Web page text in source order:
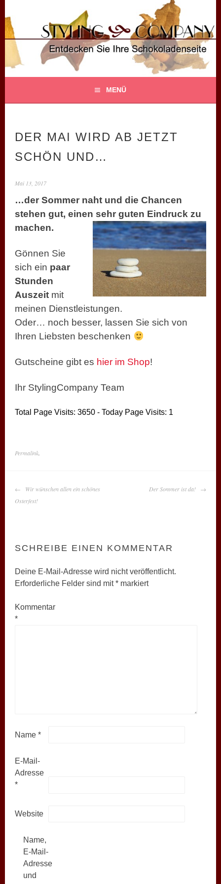
zum
InhaltSTYLING COMPANY
ENTDECKEN SIE IHRE SCHOKOLADENSEITE!
MENÜ
DER MAI WIRD AB JETZT
SCHÖN UND…
Mai 13, 2017
…der Sommer naht und die Chancen
stehen gut, einen sehr guten Eindruck zu
machen.
Gönnen Sie
sich ein paar
Stunden
Auszeit mit
meinen Dienstleistungen.
Oder… noch besser, lassen Sie sich von
Ihren Liebsten beschenken
Gutscheine gibt es hier im Shop!
Ihr StylingCompany Team
Total Page Visits: 3650 - Today Page Visits: 1
Permalink.
BEITRAGS-
NAVIGATION
Wir wünschen allen ein schönes
Osterfest!
Der Sommer ist da!
SCHREIBE EINEN KOMMENTAR
Deine E-Mail-Adresse wird nicht veröffentlicht.
Erforderliche Felder sind mit* markiert
Kommentar
*
Name*
E-Mail-
Adresse
*
Website
Name,
E-Mail-
Adresse
und